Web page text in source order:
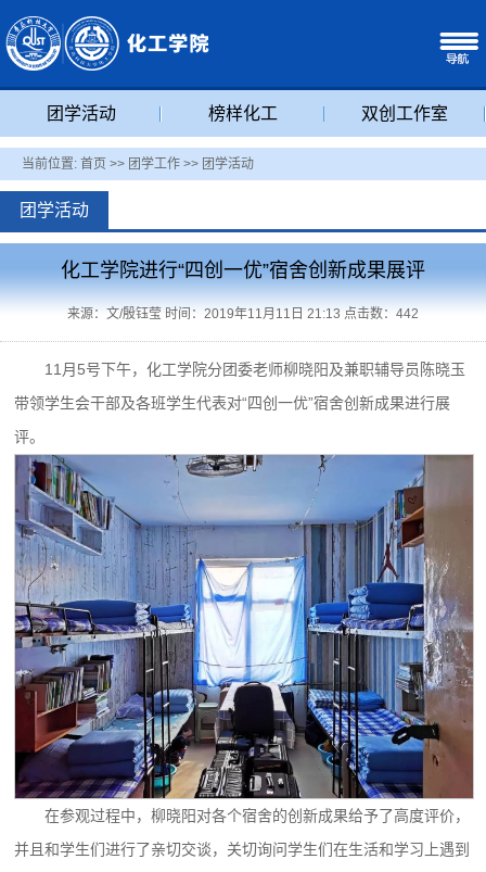
团学活动 榜样化工 双创工作室
当前位置: 首页 >> 团学工作 >> 团学活动
团学活动
化工学院进行“四创一优”宿舍创新成果展评
来源：文/殷钰莹 时间：2019年11月11日 21:13 点击数： 442
11月5号下午，化工学院分团委老师柳晓阳及兼职辅导员陈晓玉
带领学生会干部及各班学生代表对“四创一优”宿舍创新成果进行展
评。
在参观过程中，柳晓阳对各个宿舍的创新成果给予了高度评价，
并且和学生们进行了亲切交谈，关切询问学生们在生活和学习上遇到